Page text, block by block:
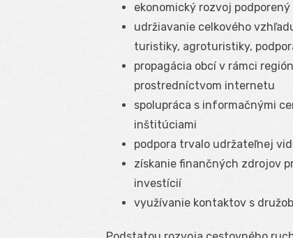
ekonomický rozvoj
udržiavanie celkového
turistiky, agroturistiky,
propagácia obcí v rámci
prostredníctvom internetu
spolupráca s informačnými
inštitúciami
podpora trvalo udržateľnej
získanie finančných zdrojov
investícií
využívanie kontaktov s